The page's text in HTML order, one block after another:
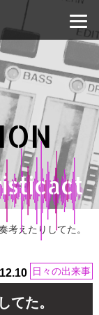
考えたりしてた。
日々の出来事
てた。